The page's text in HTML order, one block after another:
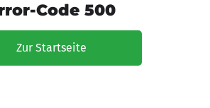
Code 500
Zur Startseite